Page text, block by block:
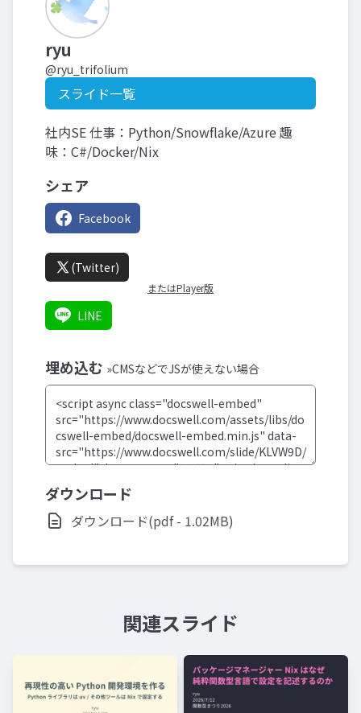
ryu
@ryu_trifolium
スライド一覧
社内SE 仕事：Python/Snowflake/Azure 趣
味：C#/Docker/Nix
シェア
Facebook
(Twitter)
またはPlayer版
LINE
埋め込む »CMSなどでJSが使えない場合
ダウンロード
ダウンロード(pdf - 1.02MB)
関連スライド